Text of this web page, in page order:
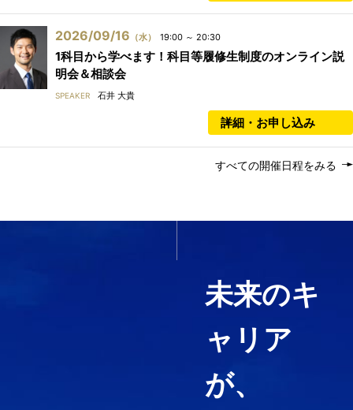
2026/09/16 （水） 19:00 ～ 20:30
1科目から学べます！科目等履修生制度のオンライン説
明会＆相談会
SPEAKER 石井 大貴
詳細・お申し込み
すべての開催日程をみる
未来のキ
ャリア
が、